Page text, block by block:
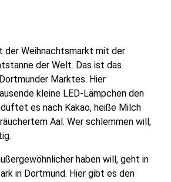
der Weihnachtsmarkt mit der
der Welt. Das ist das
Marktes. Hier
kleine LED-Lämpchen den
duftet es nach Kakao, heiße Milch
Aal. Wer schlemmen will,
haben will, geht in
in Dortmund. Hier gibt es den